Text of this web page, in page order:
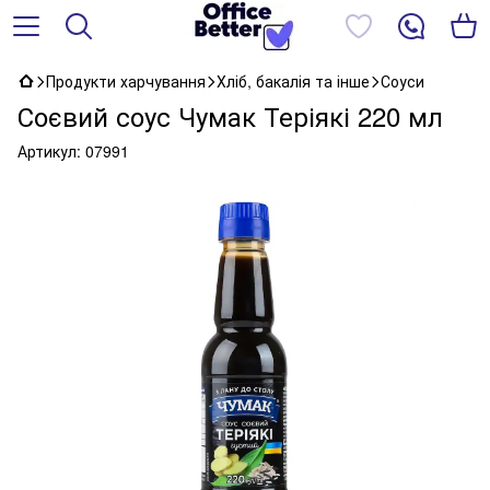
Продукти харчування Хліб, бакалія та інше Соуси
Соєвий соус Чумак Теріякі 220 мл
Артикул: 07991